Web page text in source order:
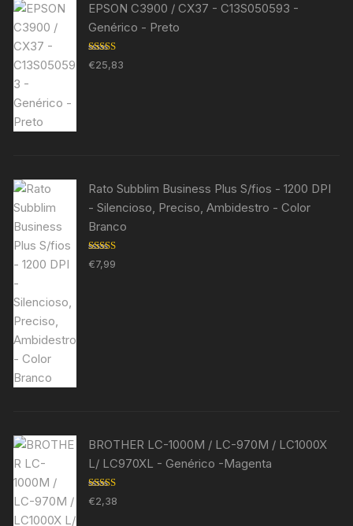
EPSON C3900 / CX37 - C13S050593 -
Genérico - Preto
Avaliação
5.00de 5
€25,83
Rato Subblim Business Plus S/fios - 1200 DPI
- Silencioso, Preciso, Ambidestro - Color
Branco
Avaliação
5.00de 5
€7,99
BROTHER LC-1000M / LC-970M / LC1000X
L/ LC970XL - Genérico -Magenta
Avaliação
5.00de 5
€2,38